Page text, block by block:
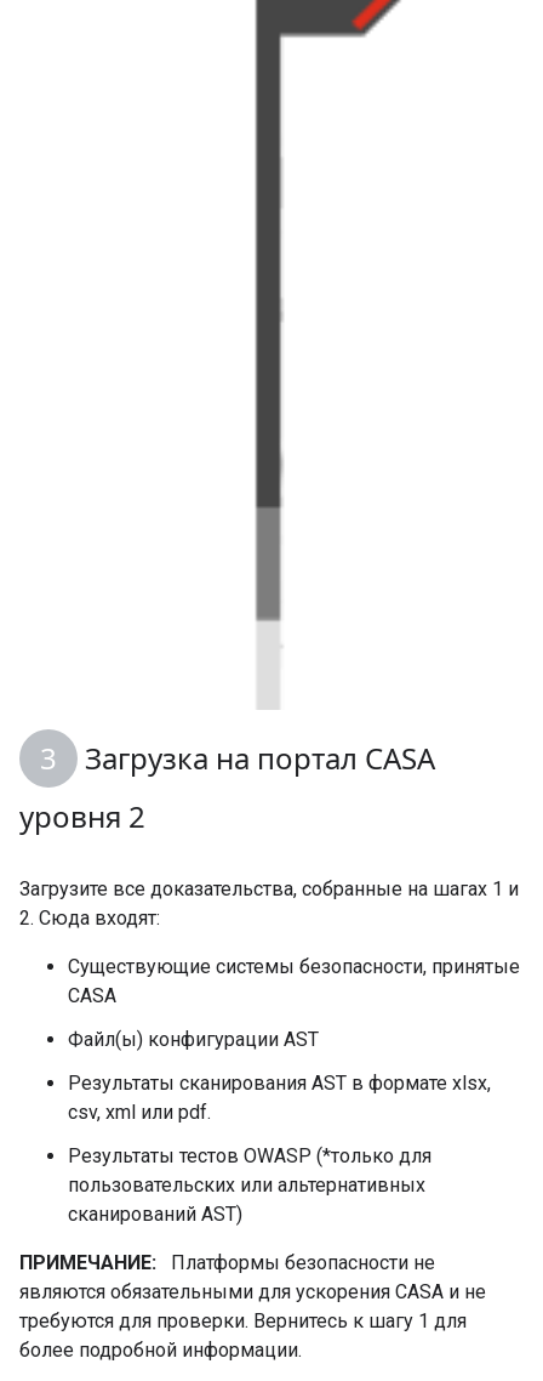
Загрузка на портал CASA
уровня 2
Загрузите все доказательства, собранные на шагах 1 и
2. Сюда входят:
Существующие системы безопасности, принятые
CASA
Файл(ы) конфигурации AST
Результаты сканирования AST в формате xlsx,
csv, xml или pdf.
Результаты тестов OWASP (*только для
пользовательских или альтернативных
сканирований AST)
ПРИМЕЧАНИЕ:
Платформы безопасности не
являются обязательными для ускорения CASA и не
требуются для проверки. Вернитесь к шагу 1 для
более подробной информации.